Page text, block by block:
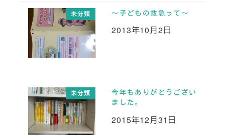
未分類 ～子どもの救急って～
投稿日
2013年10月2日
未分類
今年もありがとうござい
ました。
投稿日
2015年12月31日